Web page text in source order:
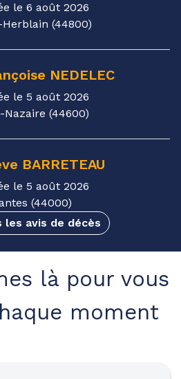
le 6 août 2026
(44800)
NEDELEC
le 5 août 2026
Nazaire (44600)
BARRETEAU
le 5 août 2026
(44000)
les avis de décès
là pour vous
moment